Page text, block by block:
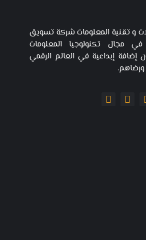
و تقنية المعلومات شركة تسويق
مجال تكنولوجيا المعلومات
إضافة إبداعية في العالم الرقمي
ورضاهم.